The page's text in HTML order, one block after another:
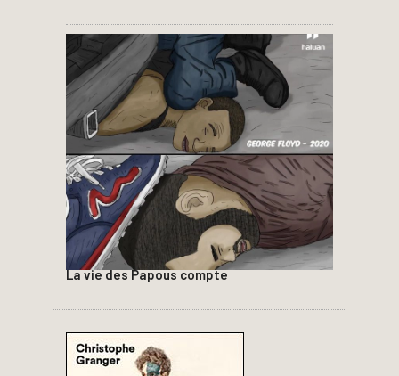
La vie des Papous compte